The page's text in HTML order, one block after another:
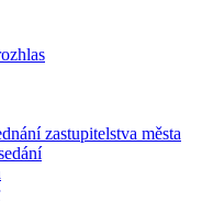
zastupitelstva města